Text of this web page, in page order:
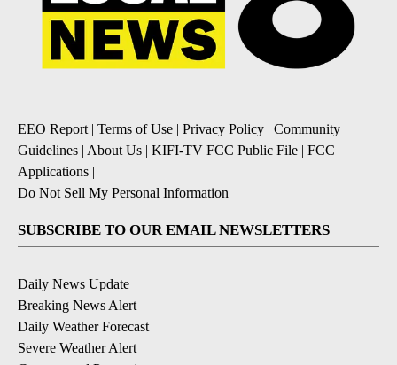
EEO Report | Terms of Use | Privacy Policy | Community
Guidelines | About Us | KIFI-TV FCC Public File | FCC
Applications |
Do Not Sell My Personal Information
SUBSCRIBE TO OUR EMAIL NEWSLETTERS
Daily News Update
Breaking News Alert
Daily Weather Forecast
Severe Weather Alert